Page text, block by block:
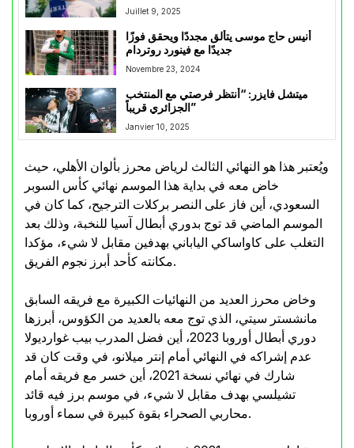
Juillet 9, 2025
أنيس حاج موسى يتألق مجددًا ويحقق فوزًا
جديدًا مع فينورد روتردام
Novembre 23, 2024
ميتشل فايزر: “أنتظر فرصتي مع المنتخب
الجزائري قريباً”
Janvier 10, 2025
ويُعتبر هذا هو النهائي الثالث لرياض محرز بألوان الأهلي، حيث
خاض معه في بداية هذا الموسم نهائي كأس السوبر
السعودي، أين فاز على النصر بركلات الترجيح، كما كان في
الموسم الماضي قد توج بدوري أبطال آسيا للنخبة، وذلك بعد
التغلب على كاواساكي الياباني بهدفين مقابل لا شيء، مؤكدا
مكانته كأحد أبرز نجوم الفريق.
وخاض محرز العديد من النهائيات الكبيرة مع فريقه السابق
مانشستر سيتي، الذي توج معه بالعديد من الكؤوس، أبرزها
دوري أبطال أوروبا 2023، أين فضل المدرب بيب غوارديولا
عدم إشراكه في النهائي أمام إنتر ميلانو، في وقت كان قد
شارك في نهائي نسخة 2021، أين خسر مع فريقه أمام
تشيلسي بهدف مقابل لا شيء، في موسم برز فيه قائد
محاربي الصحراء بقوة كبيرة في سماء أوروبا.